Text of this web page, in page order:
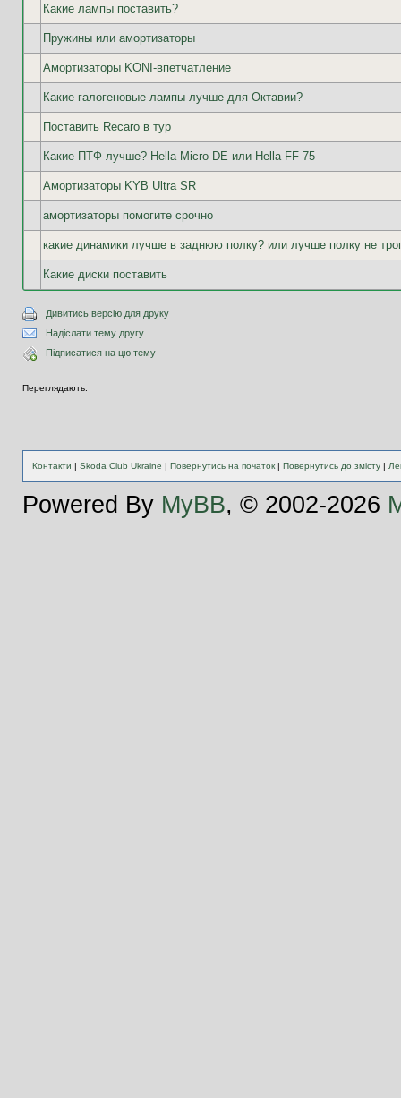
Какие лампы поставить?
Пружины или амортизаторы
Амортизаторы KONI-впетчатление
Какие галогеновые лампы лучше для Октавии?
Поставить Recaro в тур
Какие ПТФ лучше? Hella Micro DE или Hella FF 75
Амортизаторы KYB Ultra SR
амортизаторы помогите срочно
какие динамики лучше в заднюю полку? или лучше полку не
Какие диски поставить
Дивитись версію для друку
Надіслати тему другу
Підписатися на цю тему
Переглядають:
Контакти | Skoda Club Ukraine | Повернутись на початок| Повернутись до змісту|
Powered By MyBB, © 2002-2026